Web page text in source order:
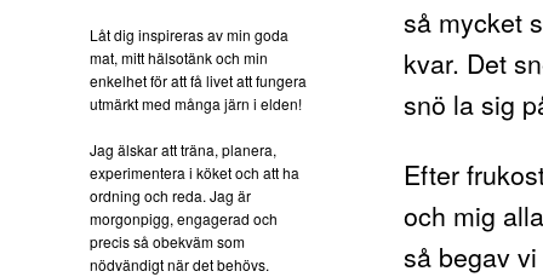
så mycket
kvar. Det
snö la sig
Efter
och mig
så begav
Låt dig inspireras av min goda
mat, mitt hälsotänk och min
enkelhet för att få livet att fungera
utmärkt med många järn i elden!
Jag älskar att träna, planera,
experimentera i köket och att ha
ordning och reda. Jag är
morgonpigg, engagerad och
precis så obekväm som
nödvändigt när det behövs.